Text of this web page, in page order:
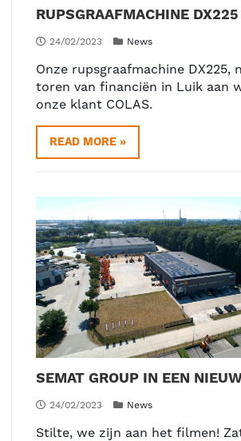
RUPSGRAAFMACHINE DX225
24/02/2023 News
Onze rupsgraafmachine DX225,
toren van financiën in Luik aan
onze klant COLAS.
READ MORE »
SEMAT GROUP IN EEN
24/02/2023 News
Stilte, we zijn aan het filmen!